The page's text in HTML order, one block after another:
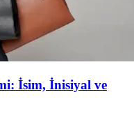
İsim, İnisiyal ve